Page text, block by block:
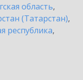
область,
(Татарстан),
республика,